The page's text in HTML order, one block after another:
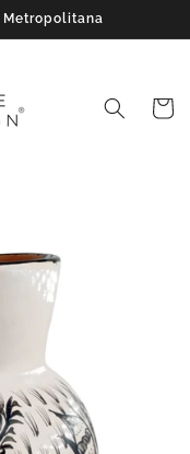
Metropolitana
Carrito